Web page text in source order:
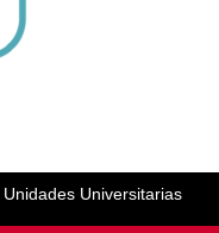
Unidades Universitarias